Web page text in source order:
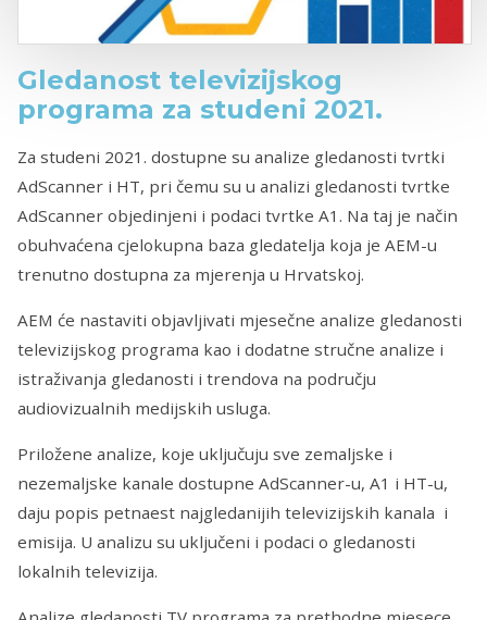
Gledanost televizijskog
programa za studeni 2021.
Za studeni 2021. dostupne su analize gledanosti tvrtki
AdScanner i HT, pri čemu su u analizi gledanosti tvrtke
AdScanner objedinjeni i podaci tvrtke A1. Na taj je način
obuhvaćena cjelokupna baza gledatelja koja je AEM-u
trenutno dostupna za mjerenja u Hrvatskoj.
AEM će nastaviti objavljivati mjesečne analize gledanosti
televizijskog programa kao i dodatne stručne analize i
istraživanja gledanosti i trendova na području
audiovizualnih medijskih usluga.
Priložene analize, koje uključuju sve zemaljske i
nezemaljske kanale dostupne AdScanner-u, A1 i HT-u,
daju popis petnaest najgledanijih televizijskih kanala i
emisija. U analizu su uključeni i podaci o gledanosti
lokalnih televizija.